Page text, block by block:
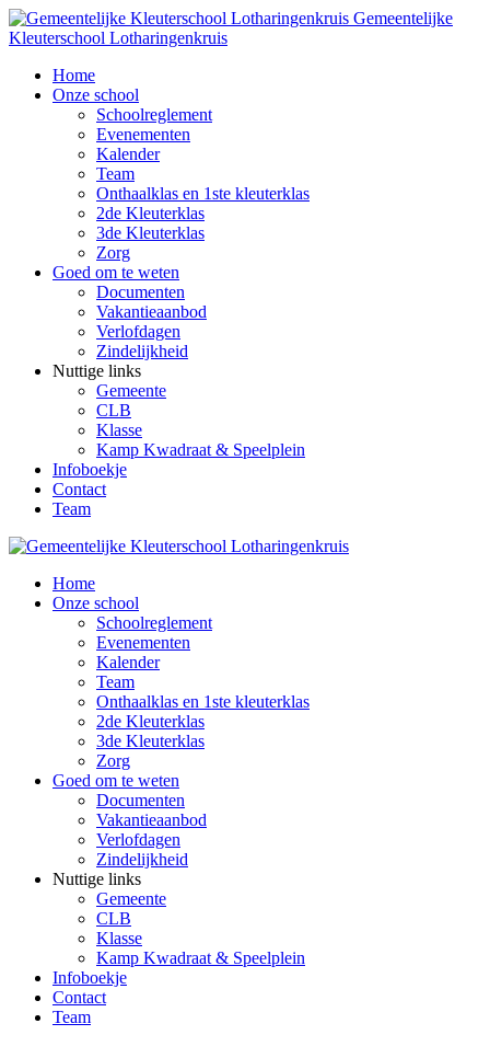
Gemeentelijke
Kleuterschool Lotharingenkruis
Home
Onze school
Schoolreglement
Evenementen
Kalender
Team
Onthaalklas en 1ste kleuterklas
2de Kleuterklas
3de Kleuterklas
Zorg
Goed om te weten
Documenten
Vakantieaanbod
Verlofdagen
Zindelijkheid
Nuttige links
Gemeente
CLB
Klasse
Kamp Kwadraat & Speelplein
Infoboekje
Contact
Team
Home
Onze school
Schoolreglement
Evenementen
Kalender
Team
Onthaalklas en 1ste kleuterklas
2de Kleuterklas
3de Kleuterklas
Zorg
Goed om te weten
Documenten
Vakantieaanbod
Verlofdagen
Zindelijkheid
Nuttige links
Gemeente
CLB
Klasse
Kamp Kwadraat & Speelplein
Infoboekje
Contact
Team